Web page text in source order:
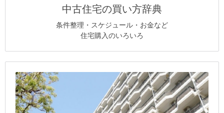
中古住宅の買い方辞典
条件整理・スケジュール・お金など
住宅購入のいろいろ